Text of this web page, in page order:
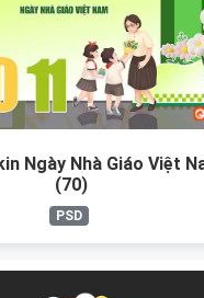
Ngày Nhà Giáo Việt
(70)
PSD